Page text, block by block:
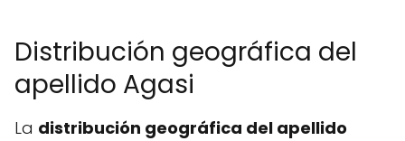
Distribución geográfica del
apellido Agasi
La distribución geográfica del apellido